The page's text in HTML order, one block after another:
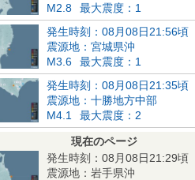
M2.8
最大震度：1
発生時刻：08月08日21:56頃
震源地：宮城県沖
M3.6
最大震度：1
発生時刻：08月08日21:35頃
震源地：十勝地方中部
M4.1
最大震度：2
現在のページ
発生時刻：08月08日21:29頃
震源地：岩手県沖